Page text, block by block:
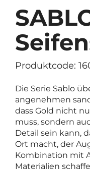
Produktcode:
Die Serie Sablo
angenehmen
dass Gold nicht
muss, sondern
Detail sein kann,
Ort macht, der
Kombination mit
Materialien